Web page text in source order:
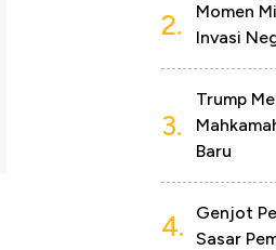
2.
Momen
Invasi
3.
Trump
Baru
4.
Genjot
Sasar